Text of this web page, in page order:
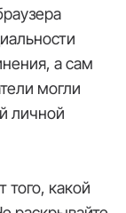
а сам
могли
личной
того, какой